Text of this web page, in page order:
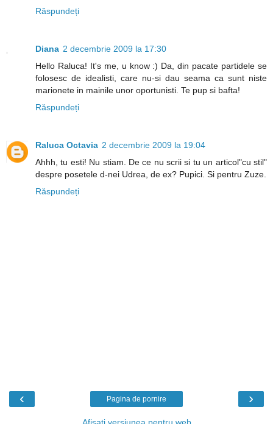
Răspundeți
Diana 2 decembrie 2009 la 17:30
Hello Raluca! It's me, u know :) Da, din pacate partidele se
folosesc de idealisti, care nu-si dau seama ca sunt niste
marionete in mainile unor oportunisti. Te pup si bafta!
Răspundeți
Raluca Octavia 2 decembrie 2009 la 19:04
Ahhh, tu esti! Nu stiam. De ce nu scrii si tu un articol"cu stil"
despre posetele d-nei Udrea, de ex? Pupici. Si pentru Zuze.
Răspundeți
‹ ›
Pagina de pornire
Afișați versiunea pentru web